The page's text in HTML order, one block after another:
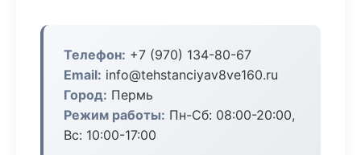
Телефон: +7 (970) 134-80-67
Email: info@tehstanciyav8ve160.ru
Город: Пермь
Режим работы: Пн-Сб: 08:00-20:00,
Вс: 10:00-17:00